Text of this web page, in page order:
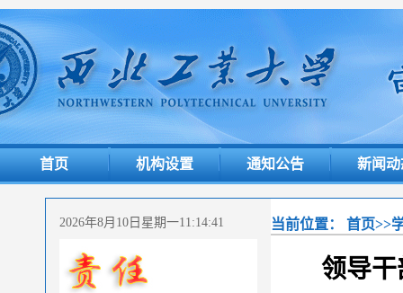
首页 机构设置 通知公告 新闻
2026年8月10日星期一11:14:42 当前位置： 首页>>
领导